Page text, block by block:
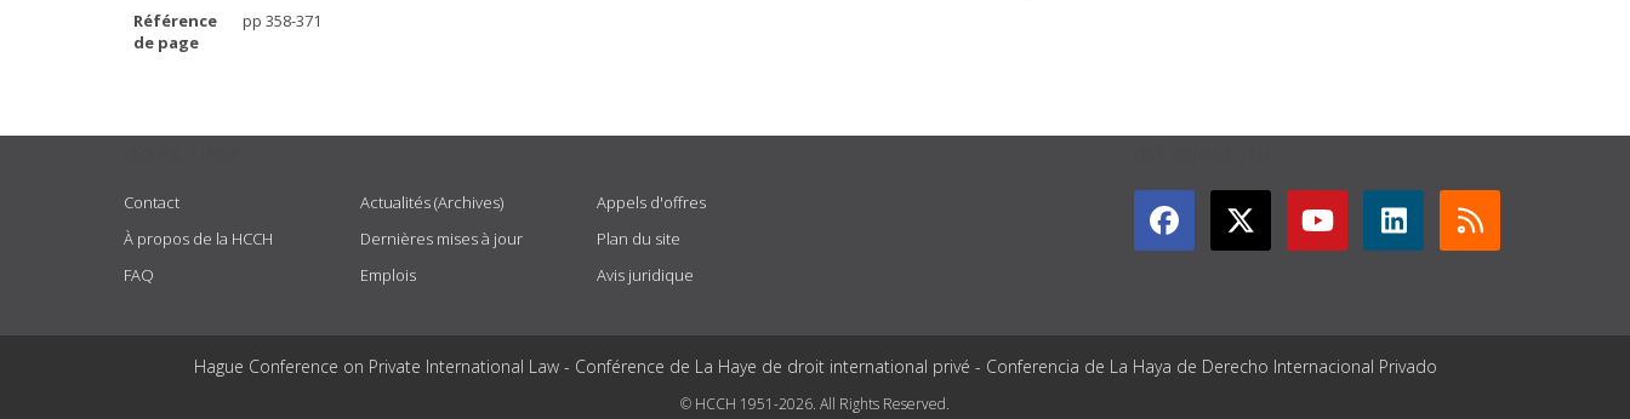
Référence
de page
pp 358-371
Contact
À propos de la HCCH
FAQ
Actualités (Archives)
Dernières mises à jour
Emplois
Appels d'offres
Plan du site
Avis juridique
Hague Conference on Private International Law - Conférence de La Haye de droit international privé - Conferencia de La Haya de Derecho Internacional Privado
© HCCH 1951-2026. All Rights Reserved.